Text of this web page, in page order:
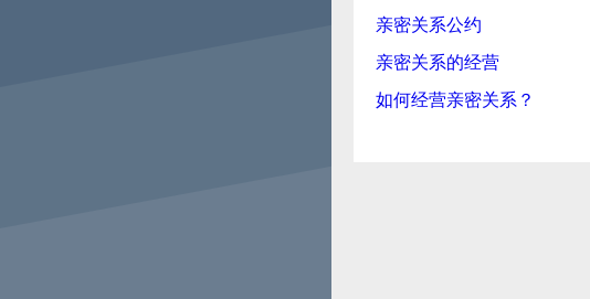
亲密关系公约
亲密关系的经营
如何经营亲密关系？